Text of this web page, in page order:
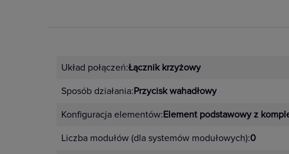
Układ połączeń:Łącznik krzyżowy
Sposób działania:Przycisk wahadłowy
Konfiguracja elementów:Element podstawowy z
Liczba modułów (dla systemów modułowych):0